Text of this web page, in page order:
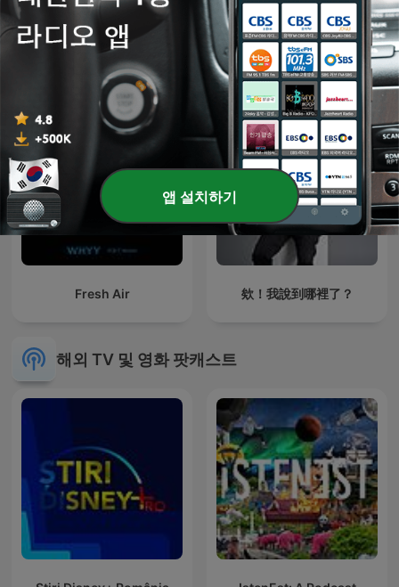
24시간 찬양방송-와우씨씨
박하선의 씨네타운
Fresh Air 欸！我說到哪裡了？
해외 TV 및 영화 팟캐스트
앱 설치하기